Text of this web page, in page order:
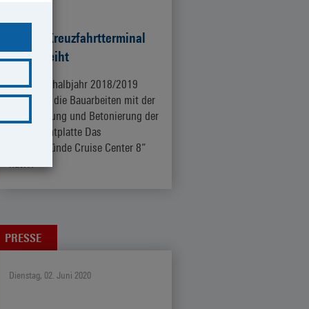
Neues Kreuzfahrtterminal
eingeweiht
Im Winterhalbjahr 2018/2019
begannen die Bauarbeiten mit der
Tiefgründung und Betonierung der
Fundamentplatte Das
„Warnemünde Cruise Center 8“
hat…
PRESSE
Dienstag, 02. Juni 2020